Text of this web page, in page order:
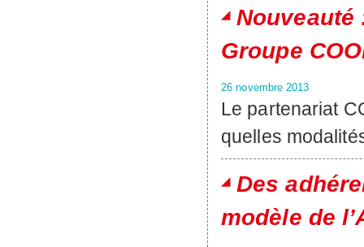
Nouveauté
Groupe
26 novembre 2013
Le partenariat
quelles
Des
modèle de